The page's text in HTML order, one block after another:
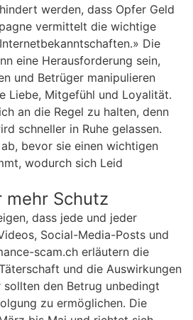
werden, dass Opfer Geld
vermittelt die wichtige
Die
eine Herausforderung sein,
und Betrüger manipulieren
Liebe, Mitgefühl und Loyalität.
an die Regel zu halten, denn
schneller in Ruhe gelassen.
bevor sie einen wichtigen
wodurch sich Leid
Schutz
dass jede und jeder
Social-Media-Posts und
scam.ch erläutern die
und die Auswirkungen
den Betrug unbedingt
zu ermöglichen. Die